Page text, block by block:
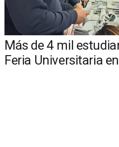
Más de 4 mil
Feria Universitaria